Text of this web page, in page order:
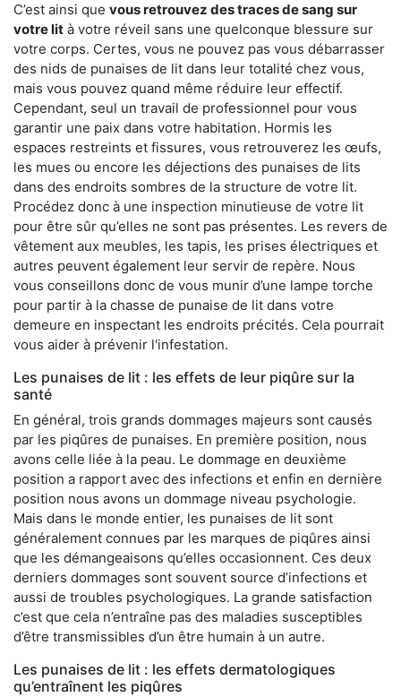
C’est ainsi que vous retrouvez des traces de sang sur
votre lit à votre réveil sans une quelconque blessure sur
votre corps. Certes, vous ne pouvez pas vous débarrasser
des nids de punaises de lit dans leur totalité chez vous,
mais vous pouvez quand même réduire leur effectif.
Cependant, seul un travail de professionnel pour vous
garantir une paix dans votre habitation. Hormis les
espaces restreints et fissures, vous retrouverez les œufs,
les mues ou encore les déjections des punaises de lits
dans des endroits sombres de la structure de votre lit.
Procédez donc à une inspection minutieuse de votre lit
pour être sûr qu’elles ne sont pas présentes. Les revers de
vêtement aux meubles, les tapis, les prises électriques et
autres peuvent également leur servir de repère. Nous
vous conseillons donc de vous munir d’une lampe torche
pour partir à la chasse de punaise de lit dans votre
demeure en inspectant les endroits précités. Cela pourrait
vous aider à prévenir l'infestation.
Les punaises de lit : les effets de leur piqûre sur la
santé
En général, trois grands dommages majeurs sont causés
par les piqûres de punaises. En première position, nous
avons celle liée à la peau. Le dommage en deuxième
position a rapport avec des infections et enfin en dernière
position nous avons un dommage niveau psychologie.
Mais dans le monde entier, les punaises de lit sont
généralement connues par les marques de piqûres ainsi
que les démangeaisons qu’elles occasionnent. Ces deux
derniers dommages sont souvent source d’infections et
aussi de troubles psychologiques. La grande satisfaction
c’est que cela n’entraîne pas des maladies susceptibles
d’être transmissibles d’un être humain à un autre.
Les punaises de lit : les effets dermatologiques
qu’entraînent les piqûres